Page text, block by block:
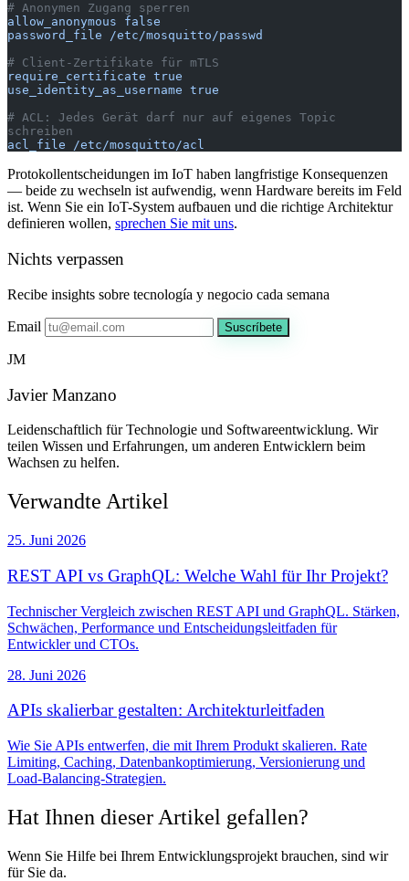
# Anonymen Zugang sperren
allow_anonymous false
password_file /etc/mosquitto/passwd
# Client-Zertifikate für mTLS
require_certificate true
use_identity_as_username true
# ACL: Jedes Gerät darf nur auf eigenes Topic
schreiben
acl_file /etc/mosquitto/acl
Protokollentscheidungen im IoT haben langfristige Konsequenzen
— beide zu wechseln ist aufwendig, wenn Hardware bereits im Feld
ist. Wenn Sie ein IoT-System aufbauen und die richtige Architektur
definieren wollen, sprechen Sie mit uns.
Nichts verpassen
Recibe insights sobre tecnología y negocio cada semana
Email Suscríbete
JM
Javier Manzano
Leidenschaftlich für Technologie und Softwareentwicklung. Wir
teilen Wissen und Erfahrungen, um anderen Entwicklern beim
Wachsen zu helfen.
Verwandte Artikel
25. Juni 2026
REST API vs GraphQL: Welche Wahl für Ihr Projekt?
Technischer Vergleich zwischen REST API und GraphQL. Stärken,
Schwächen, Performance und Entscheidungsleitfaden für
Entwickler und CTOs.
28. Juni 2026
APIs skalierbar gestalten: Architekturleitfaden
Wie Sie APIs entwerfen, die mit Ihrem Produkt skalieren. Rate
Limiting, Caching, Datenbankoptimierung, Versionierung und
Load-Balancing-Strategien.
Hat Ihnen dieser Artikel gefallen?
Wenn Sie Hilfe bei Ihrem Entwicklungsprojekt brauchen, sind wir
für Sie da.